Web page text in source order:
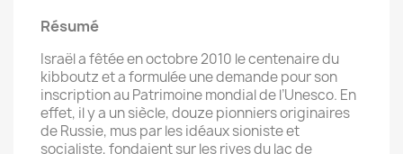
Résumé
Israël a fêtée en octobre 2010 le centenaire du
kibboutz et a formulée une demande pour son
inscription au Patrimoine mondial de l’Unesco. En
effet, il y a un siècle, douze pionniers originaires
de Russie, mus par les idéaux sioniste et
socialiste, fondaient sur les rives du lac de